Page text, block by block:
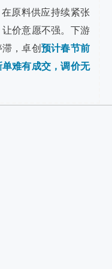
原料供应持续紧张
价意愿不强。下游
，卓创 预计春节前
难有成交，调价无